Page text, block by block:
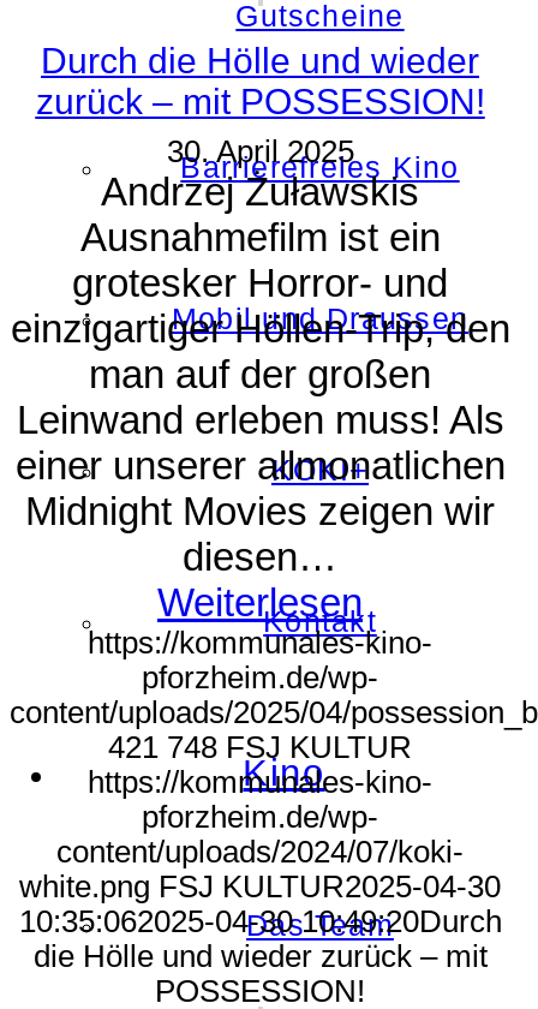
Gutscheine
Barrierefreies Kino
Mobil und Draussen
KOKI+
Kontakt
Kino
Das Team
Durch die Hölle und wieder
zurück – mit POSSESSION!
30. April 2025
Andrzej Żuławskis
Ausnahmefilm ist ein
grotesker Horror- und
einzigartiger Höllen-Trip, den
man auf der großen
Leinwand erleben muss! Als
einer unserer allmonatlichen
Midnight Movies zeigen wir
diesen…
Weiterlesen
https://kommunales-kino-
pforzheim.de/wp-
content/uploads/2025/04/
421 748 FSJ KULTUR
https://kommunales-kino-
pforzheim.de/wp-
content/uploads/2024/07/koki-
white.png FSJ KULTUR2025-04-30
10:35:062025-04-30 10:49:20Durch
die Hölle und wieder zurück – mit
POSSESSION!